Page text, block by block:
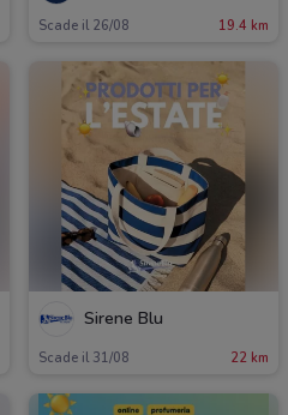
Scade il 26/08 19.4 km
Sirene Blu
Scade il 31/08 22 km